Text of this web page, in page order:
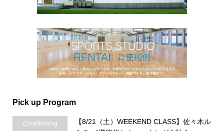
Pick up Program
Conditioning
【8/21（土）WEEKEND CLASS】佐々木ル